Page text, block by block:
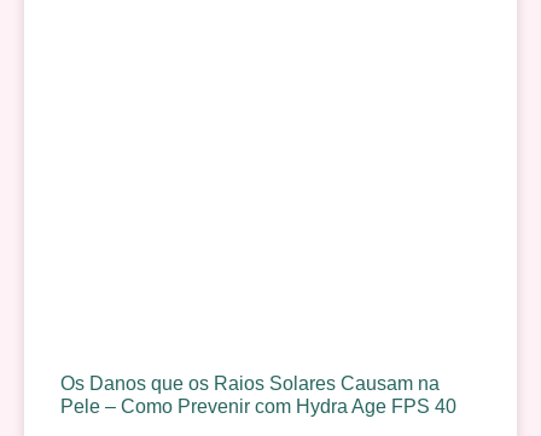
Os Danos que os Raios Solares Causam na
Pele – Como Prevenir com Hydra Age FPS 40